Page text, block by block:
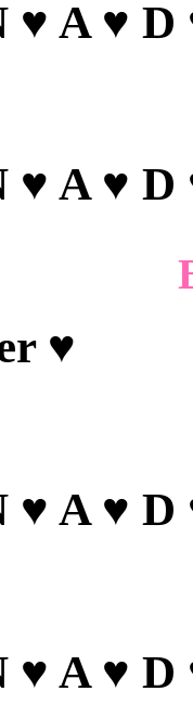
♥ A ♥ D
♥ A ♥ D
♥
♥ A ♥ D
♥ A ♥ D